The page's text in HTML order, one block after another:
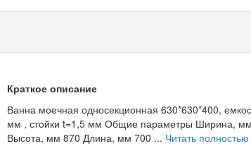
Краткое описание
Ванна моечная односекционная 630*630*400,
мм , стойки t=1,5 мм Общие параметры Ширина,
Высота, мм 870 Длина, мм 700 ... Читать